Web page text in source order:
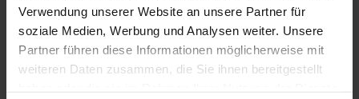
Verwendung unserer Website an unsere Partner für
soziale Medien, Werbung und Analysen weiter. Unsere
Partner führen diese Informationen möglicherweise mit
weiteren Daten zusammen, die Sie ihnen bereitgestellt
diese Techniken vielfältige urheberrechtliche Fragen
auf, die in diesem Buch überblicksartig und präzise
beantwortet werden.
Das Buch bietet zunächst eine detaillierte